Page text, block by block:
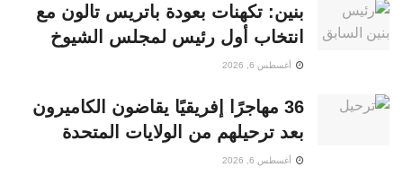
بنين: تكهنات بعودة باتريس تالون مع
انتخاب أول رئيس لمجلس الشيوخ
أغسطس 6, 2026
36 مهاجرًا إفريقيًا يقاضون الكاميرون
بعد ترحيلهم من الولايات المتحدة
أغسطس 6, 2026